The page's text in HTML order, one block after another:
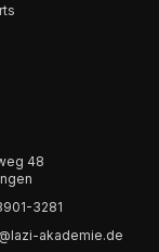
48
3281
akademie.de